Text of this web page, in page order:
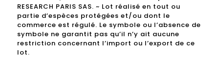
RESEARCH PARIS SAS. ~ Lot réalisé en tout ou
partie d’espèces protégées et/ou dont le
commerce est régulé. Le symbole ou l’absence de
symbole ne garantit pas qu’il n’y ait aucune
restriction concernant l’import ou l’export de ce
lot.